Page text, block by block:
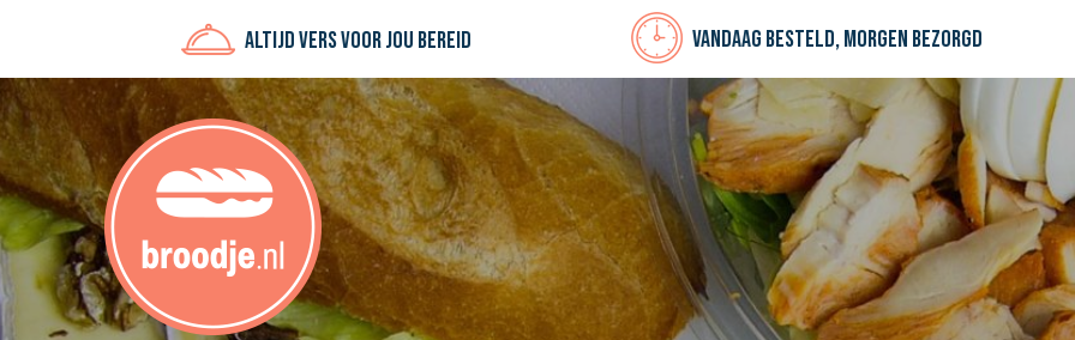
Altijd vers voor jou bereid Vandaag besteld, morgen bezorgd